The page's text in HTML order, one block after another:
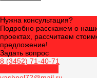
Нужна консультация?
Подробно расскажем о
проектах, рассчитаем
предложение!
Задать вопрос
8 (3452) 71-40-71